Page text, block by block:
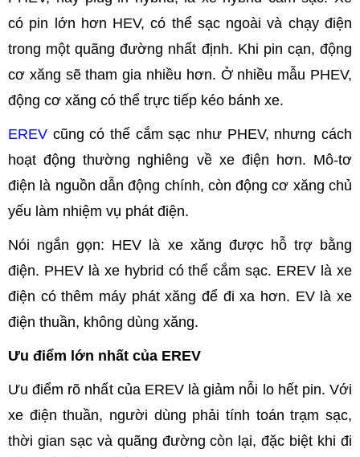
có pin lớn hơn HEV, có thể sạc ngoài và chạy điện
trong một quãng đường nhất định. Khi pin cạn, động
cơ xăng sẽ tham gia nhiều hơn. Ở nhiều mẫu PHEV,
động cơ xăng có thể trực tiếp kéo bánh xe.
EREV cũng có thể cắm sạc như PHEV, nhưng cách
hoạt động thường nghiêng về xe điện hơn. Mô-tơ
điện là nguồn dẫn động chính, còn động cơ xăng chủ
yếu làm nhiệm vụ phát điện.
Nói ngắn gọn: HEV là xe xăng được hỗ trợ bằng
điện. PHEV là xe hybrid có thể cắm sạc. EREV là xe
điện có thêm máy phát xăng để đi xa hơn. EV là xe
điện thuần, không dùng xăng.
Ưu điểm lớn nhất của EREV
Ưu điểm rõ nhất của EREV là giảm nỗi lo hết pin. Với
xe điện thuần, người dùng phải tính toán trạm sạc,
thời gian sạc và quãng đường còn lại, đặc biệt khi đi